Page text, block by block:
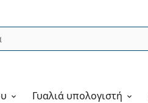
Γυαλιά υπολογιστή